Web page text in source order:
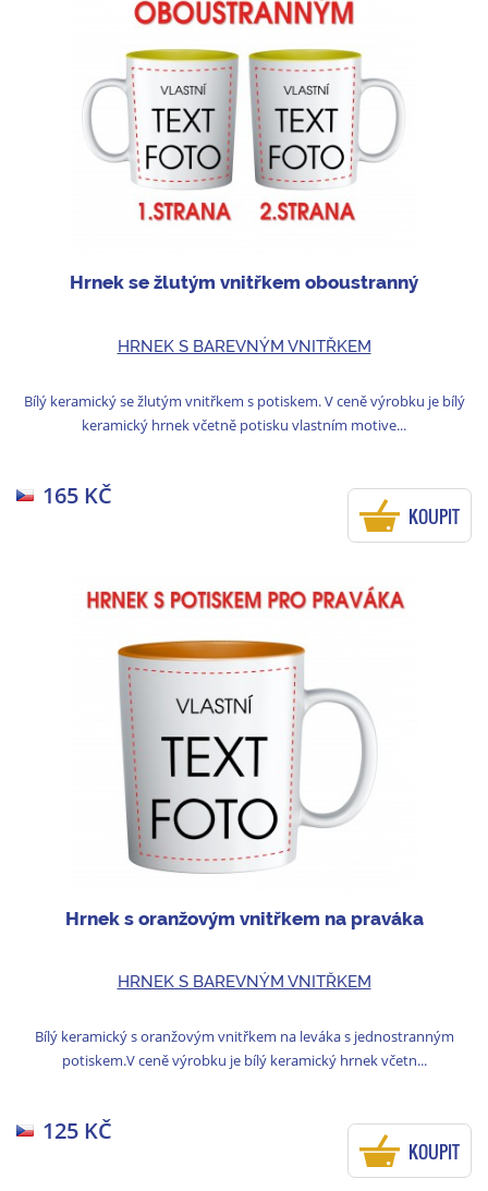
Hrnek se žlutým vnitřkem oboustranný
HRNEK S BAREVNÝM VNITŘKEM
Bílý keramický se žlutým vnitřkem s potiskem. V ceně výrobku je bílý
keramický hrnek včetně potisku vlastním motive...
165 KČ
KOUPIT
Hrnek s oranžovým vnitřkem na praváka
HRNEK S BAREVNÝM VNITŘKEM
Bílý keramický s oranžovým vnitřkem na leváka s jednostranným
potiskem.V ceně výrobku je bílý keramický hrnek včetn...
125 KČ
KOUPIT